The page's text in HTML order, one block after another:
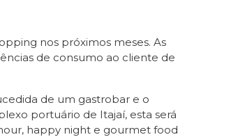
nos próximos meses. As
de consumo ao cliente de
de um gastrobar e o
portuário de Itajaí, esta será
happy night e gourmet food